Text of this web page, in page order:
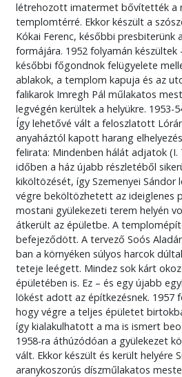
létrehozott imatermet bővítették a
templomtérré. Ekkor készült a
Kókai Ferenc, későbbi presbiterünk
formájára. 1952 folyamán készültek
későbbi főgondnok felügyelete
ablakok, a templom kapuja és az
falikarok Imregh Pál műlakatos
legvégén kerültek a helyükre. 1953-
Így lehetővé vált a feloszlatott
anyaháztól kapott harang
felirata: Mindenben hálát adjatok (I.
időben a ház újabb részletéből
kiköltözését, így Szemenyei Sándor
végre beköltözhetett az ideiglenes
mostani gyülekezeti terem helyén
átkerült az épületbe. A
befejeződött. A tervező Soós
ban a környéken súlyos harcok
teteje leégett. Mindez sok kárt
épületében is. Ez – és egy újabb
lökést adott az építkezésnek. 1957
hogy végre a teljes épületet
így kialakulhatott a ma is ismert
1958-ra áthúzódóan a gyülekezet
vált. Ekkor készült és került helyére
aranykoszorús díszműlakatos